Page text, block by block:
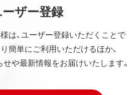
ザー登録
は、ユーザー登録いただくことで
簡単にご利用いただけるほか、
や最新情報をお届けいたします。